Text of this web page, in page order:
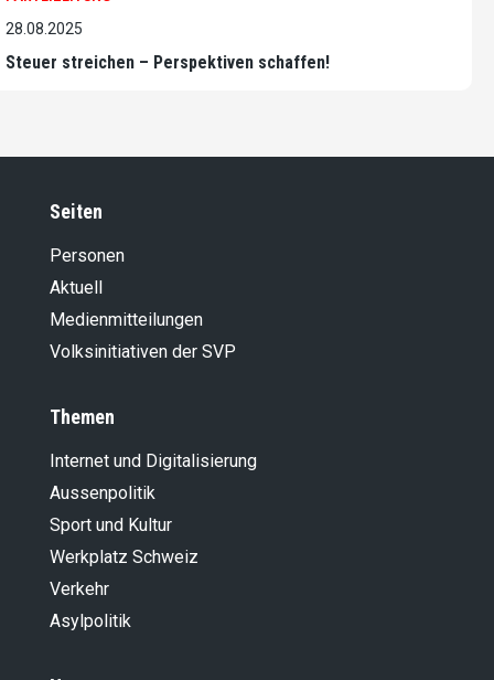
28.08.2025
Steuer streichen – Perspektiven schaffen!
Seiten
Personen
Aktuell
Medienmitteilungen
Volksinitiativen der SVP
Themen
Internet und Digitalisierung
Aussenpolitik
Sport und Kultur
Werkplatz Schweiz
Verkehr
Asylpolitik